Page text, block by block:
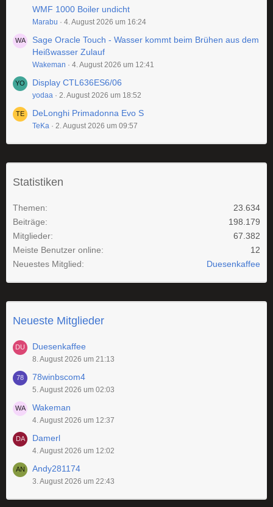
WMF 1000 Boiler undicht
Marabu 4. August 2026 um 16:24
Sage Oracle Touch - Wasser kommt beim Brühen aus dem
Heißwasser Zulauf
Wakeman 4. August 2026 um 12:41
Display CTL636ES6/06
yodaa 2. August 2026 um 18:52
DeLonghi Primadonna Evo S
TeKa 2. August 2026 um 09:57
Statistiken
Themen
23.634
Beiträge
198.179
Mitglieder
67.382
Meiste Benutzer online
12
Neuestes Mitglied
Duesenkaffee
Neueste Mitglieder
Duesenkaffee
8. August 2026 um 21:13
78winbscom4
5. August 2026 um 02:03
Wakeman
4. August 2026 um 12:37
Damerl
4. August 2026 um 12:02
Andy281174
3. August 2026 um 22:43